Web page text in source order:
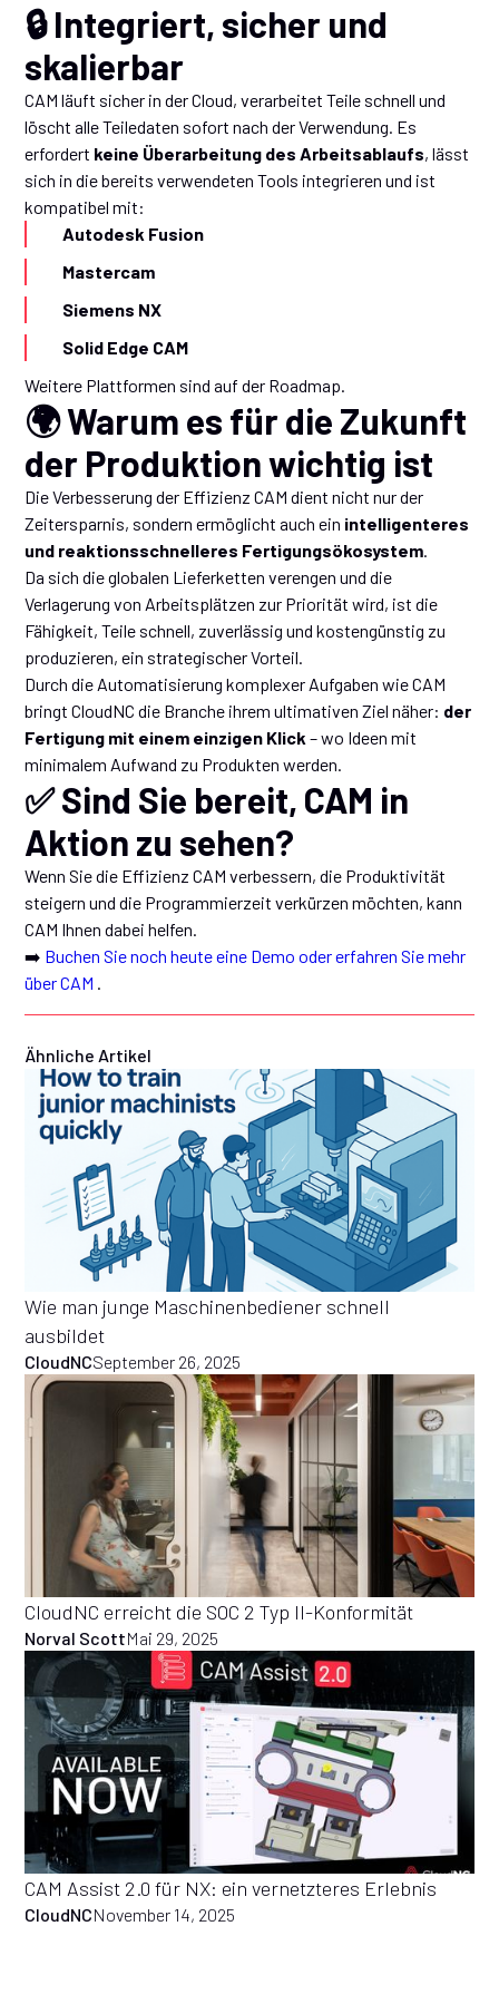
🔒 Integriert, sicher und
skalierbar
CAM läuft sicher in der Cloud, verarbeitet Teile schnell und
löscht alle Teiledaten sofort nach der Verwendung. Es
erfordert keine Überarbeitung des Arbeitsablaufs, lässt
sich in die bereits verwendeten Tools integrieren und ist
kompatibel mit:
Autodesk Fusion
Mastercam
Siemens NX
Solid Edge CAM
Weitere Plattformen sind auf der Roadmap.
🌍 Warum es für die Zukunft
der Produktion wichtig ist
Die Verbesserung der Effizienz CAM dient nicht nur der
Zeitersparnis, sondern ermöglicht auch ein intelligenteres
und reaktionsschnelleres Fertigungsökosystem
Da sich die globalen Lieferketten verengen und die
Verlagerung von Arbeitsplätzen zur Priorität wird, ist die
Fähigkeit, Teile schnell, zuverlässig und kostengünstig zu
produzieren, ein strategischer Vorteil.
Durch die Automatisierung komplexer Aufgaben wie CAM
bringt CloudNC die Branche ihrem ultimativen Ziel näher: der
Fertigung mit einem einzigen Klick – wo Ideen mit
minimalem Aufwand zu Produkten werden.
✅ Sind Sie bereit, CAM in
Aktion zu sehen?
Wenn Sie die Effizienz CAM verbessern, die Produktivität
steigern und die Programmierzeit verkürzen möchten, kann
CAM Ihnen dabei helfen.
➡️ Buchen Sie noch heute eine Demo oder erfahren Sie mehr
über CAM
Ähnliche Artikel
Wie man junge Maschinenbediener schnell
ausbildet
CloudNCSeptember 26, 2025
CloudNC erreicht die SOC 2 Typ II-Konformität
Norval ScottMai 29, 2025
CAM Assist 2.0 für NX: ein vernetzteres Erlebnis
CloudNCNovember 14, 2025